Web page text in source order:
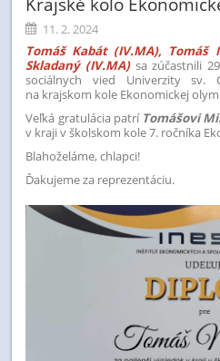
11. 2. 2024
Tomáš Kabát (IV.MA), Tomáš
Skladaný (IV.MA) sa zúčastnili
sociálnych vied Univerzity
na krajskom kole Ekonomickej
Veľká gratulácia patrí Tomášovi
v kraji v školskom kole 7. ročníka
Blahoželáme, chlapci!
Ďakujeme za reprezentáciu.